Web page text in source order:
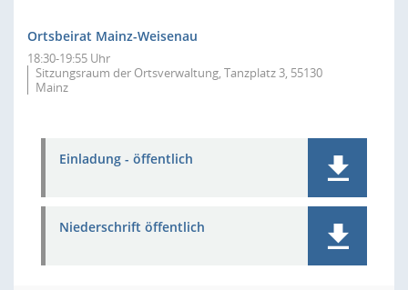
Ortsbeirat Mainz-Weisenau
18:30-19:55 Uhr
Sitzungsraum der Ortsverwaltung, Tanzplatz 3, 55130
Mainz
Einladung - öffentlich
Niederschrift öffentlich